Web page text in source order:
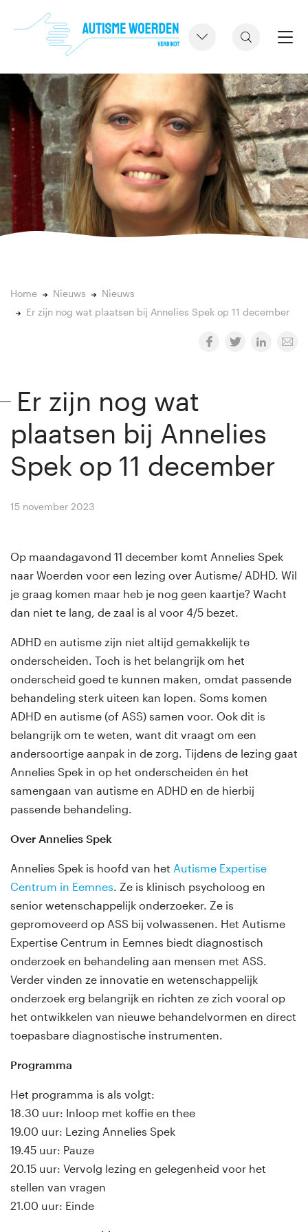
Home Nieuws
Nieuws
Er zijn nog wat plaatsen bij Annelies Spek op 11 december
Er zijn nog wat
plaatsen bij Annelies
Spek op 11 december
15 november 2023
Op maandagavond 11 december komt Annelies Spek
naar Woerden voor een lezing over Autisme/ ADHD. Wil
je graag komen maar heb je nog geen kaartje? Wacht
dan niet te lang, de zaal is al voor 4/5 bezet.
ADHD en autisme zijn niet altijd gemakkelijk te
onderscheiden. Toch is het belangrijk om het
onderscheid goed te kunnen maken, omdat passende
behandeling sterk uiteen kan lopen. Soms komen
ADHD en autisme (of ASS) samen voor. Ook dit is
belangrijk om te weten, want dit vraagt om een
andersoortige aanpak in de zorg. Tijdens de lezing gaat
Annelies Spek in op het onderscheiden én het
samengaan van autisme en ADHD en de hierbij
passende behandeling.
Over Annelies Spek
Annelies Spek is hoofd van het Autisme Expertise
Centrum in Eemnes. Ze is klinisch psycholoog en
senior wetenschappelijk onderzoeker. Ze is
gepromoveerd op ASS bij volwassenen. Het Autisme
Expertise Centrum in Eemnes biedt diagnostisch
onderzoek en behandeling aan mensen met ASS.
Verder vinden ze innovatie en wetenschappelijk
onderzoek erg belangrijk en richten ze zich vooral op
het ontwikkelen van nieuwe behandelvormen en direct
toepasbare diagnostische instrumenten.
Programma
Het programma is als volgt:
18.30 uur: Inloop met koffie en thee
19.00 uur: Lezing Annelies Spek
19.45 uur: Pauze
20.15 uur: Vervolg lezing en gelegenheid voor het
stellen van vragen
21.00 uur: Einde